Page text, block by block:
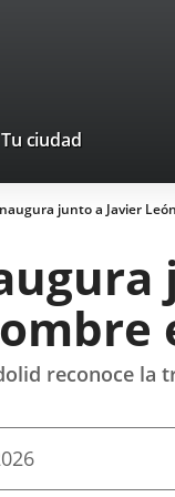
Tu ciudad
junto a Javier
reconoce